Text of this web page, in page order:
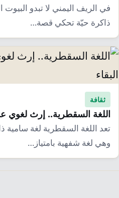
في الريف اليمني لا تبدو
ذاكرة حيّة تحكي قصة…
ثقافة
اللغة السقطرية.. إرث لغوي
تعد اللغة السقطرية لغة سامية
وهي لغة شفهية بامتياز…